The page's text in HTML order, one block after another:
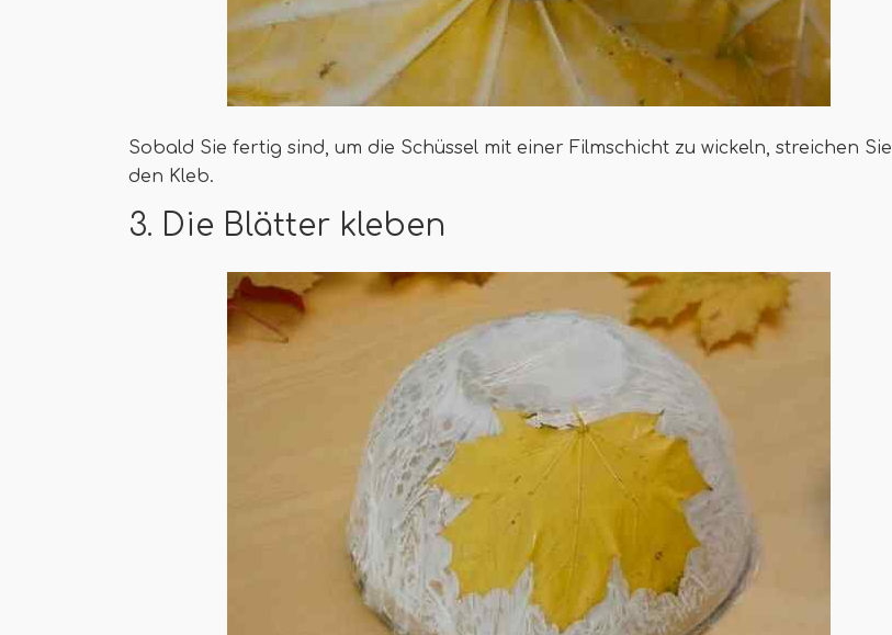
Sobald Sie fertig sind, um die Schüssel mit einer Filmschicht zu wickeln, streichen Sie
den Kleb.
3. Die Blätter kleben